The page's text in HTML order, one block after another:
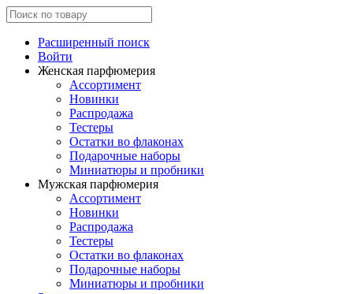
Расширенный поиск
Войти
Женская парфюмерия
Ассортимент
Новинки
Распродажа
Тестеры
Остатки во флаконах
Подарочные наборы
Миниатюры и пробники
Мужская парфюмерия
Ассортимент
Новинки
Распродажа
Тестеры
Остатки во флаконах
Подарочные наборы
Миниатюры и пробники